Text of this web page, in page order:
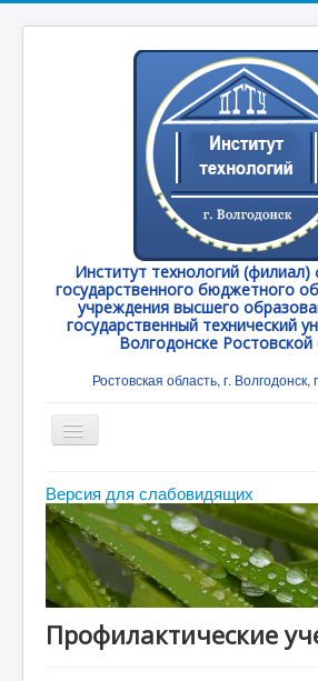
Институт технологий (филиал)
государственного бюджетного
учреждения высшего
государственный технический
Волгодонске Ростовской
Ростовская область, г.
Toggle
Navigation
Главная
Абитуриенту
Студенту
ДПО
Выпускнику
Версия для слабовидящих
Профилактические